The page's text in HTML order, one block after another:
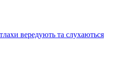
вередують та слухаються